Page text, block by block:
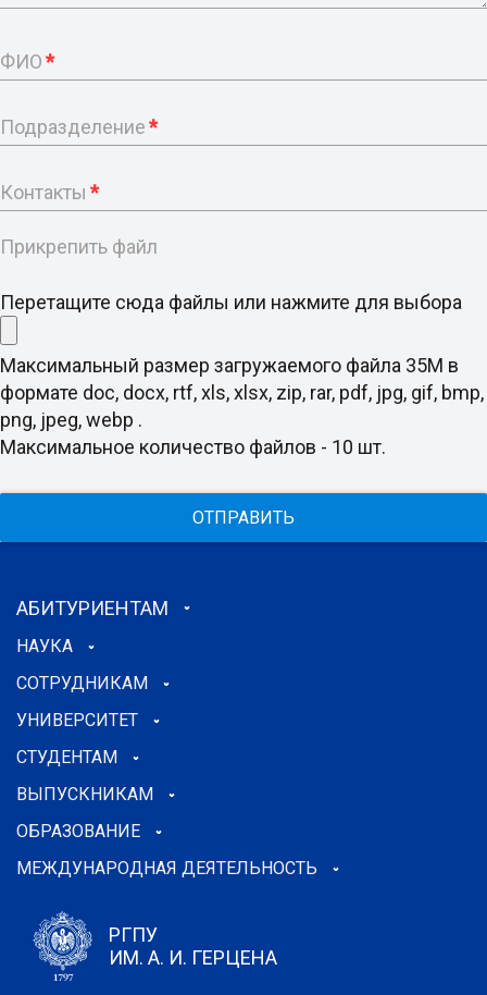
ФИО*
Подразделение*
Контакты *
Прикрепить файл
Перетащите сюда файлы или нажмите для выбора
Максимальный размер загружаемого файла 35M в
формате doc, docx, rtf, xls, xlsx, zip, rar, pdf, jpg, gif, bmp,
png, jpeg, webp .
Максимальное количество файлов - 10 шт.
ОТПРАВИТЬ
АБИТУРИЕНТАМ
НАУКА
СОТРУДНИКАМ
УНИВЕРСИТЕТ
СТУДЕНТАМ
ВЫПУСКНИКАМ
ОБРАЗОВАНИЕ
МЕЖДУНАРОДНАЯ ДЕЯТЕЛЬНОСТЬ
РГПУ
ИМ. А. И. ГЕРЦЕНА